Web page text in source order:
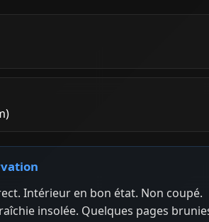
Intérieur en bon état. Non coupé.
insolée. Quelques pages